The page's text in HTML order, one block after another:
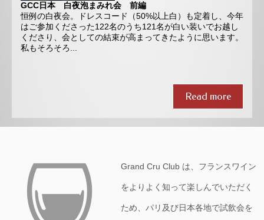
GCC日本 白夜泡まみれ会 前編
恒例の白夜会。ドレスコード（50%以上白）も定着し、今年
はご参加くださった122名のうち121名が白い装いでお越し
くださり、会としての結束が高まってきたように思います。
私もそろそろ...
Read more
Grand Cru Club は、フランスワイン
をよりよく知って楽しんでいただく
ため、パリ及び日本各地で試飲会を